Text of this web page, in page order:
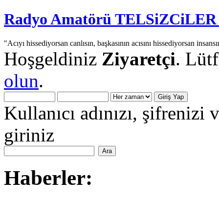
Radyo Amatörü
"Acıyı hissediyorsan canlısın, başkasının acısını hissediyorsan
Hoşgeldiniz Ziyaretçi.
olun.
Kullanıcı adınızı,
giriniz
Haberler: